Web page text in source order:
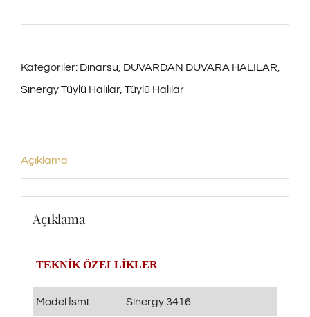
Kategoriler: Dinarsu, DUVARDAN DUVARA HALILAR,
Sinergy Tüylü Halılar, Tüylü Halılar
Açıklama
Açıklama
TEKNİK ÖZELLİKLER
Model İsmi Sinergy 3416